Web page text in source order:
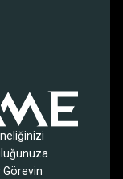
Görevin